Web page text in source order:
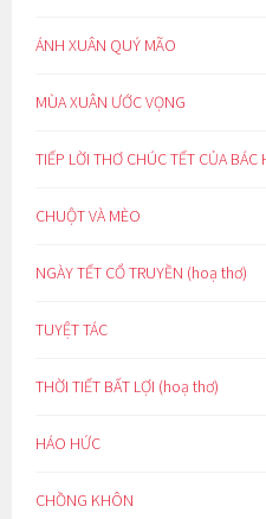
ÁNH XUÂN QUÝ MÃO
MÙA XUÂN ƯỚC VỌNG
TIẾP LỜI THƠ CHÚC TẾT CỦA BÁC
CHUỘT VÀ MÈO
NGÀY TẾT CỔ TRUYỀN (hoạ thơ)
TUYỆT TÁC
THỜI TIẾT BẤT LỢI (hoạ thơ)
HÁO HỨC
CHỒNG KHÔN